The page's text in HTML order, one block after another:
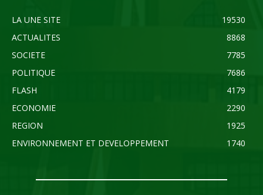
LA UNE SITE
19530
ACTUALITES
8868
SOCIETE
7785
POLITIQUE
7686
FLASH
4179
ECONOMIE
2290
REGION
1925
ENVIRONNEMENT ET DEVELOPPEMENT
1740